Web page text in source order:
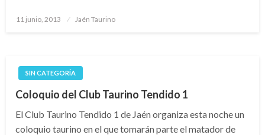
Publicado
11 junio, 2013 Jaén Taurino
SIN CATEGORÍA
Coloquio del Club Taurino Tendido 1
El Club Taurino Tendido 1 de Jaén organiza esta noche un
coloquio taurino en el que tomarán parte el matador de